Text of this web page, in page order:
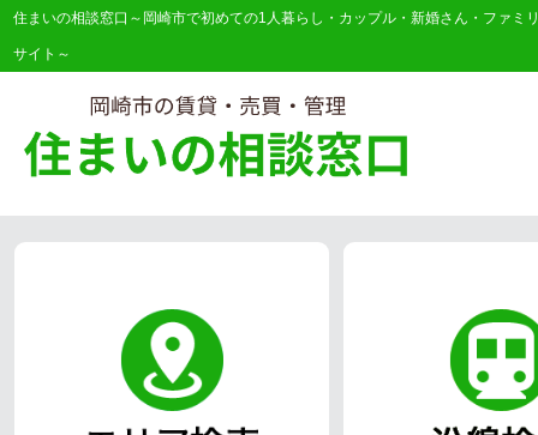
住まいの相談窓口～岡崎市で初めての1人暮らし・カップル・新婚さん・ファミ
サイト～